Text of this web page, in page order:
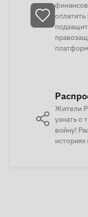
Жители
узнать о
войну!